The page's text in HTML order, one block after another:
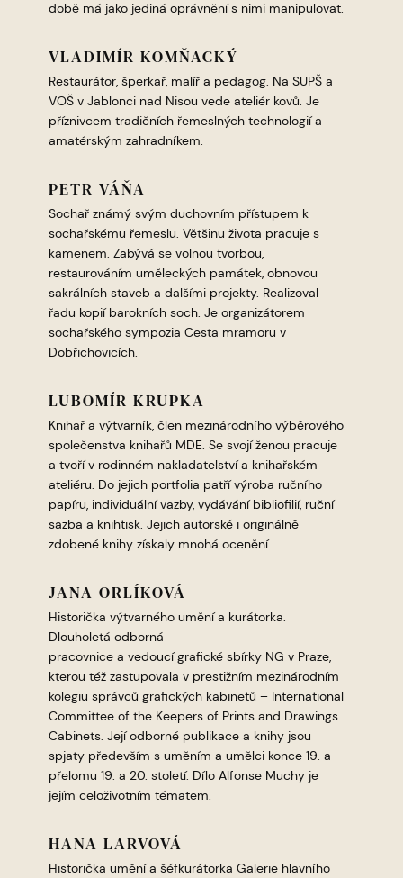
době má jako jediná oprávnění s nimi manipulovat.
VLADIMÍR KOMŇACKÝ
Restaurátor, šperkař, malíř a pedagog. Na SUPŠ a
VOŠ v Jablonci nad Nisou vede ateliér kovů. Je
příznivcem tradičních řemeslných technologií a
amatérským zahradníkem.
PETR VÁŇA
Sochař známý svým duchovním přístupem k
sochařskému řemeslu. Většinu života pracuje s
kamenem. Zabývá se volnou tvorbou,
restaurováním uměleckých památek, obnovou
sakrálních staveb a dalšími projekty. Realizoval
řadu kopií barokních soch. Je organizátorem
sochařského sympozia Cesta mramoru v
Dobřichovicích.
LUBOMÍR KRUPKA
Knihař a výtvarník, člen mezinárodního výběrového
společenstva knihařů MDE. Se svojí ženou pracuje
a tvoří v rodinném nakladatelství a knihařském
ateliéru. Do jejich portfolia patří výroba ručního
papíru, individuální vazby, vydávání bibliofilií, ruční
sazba a knihtisk. Jejich autorské i originálně
zdobené knihy získaly mnohá ocenění.
JANA ORLÍKOVÁ
Historička výtvarného umění a kurátorka.
Dlouholetá odborná
pracovnice a vedoucí grafické sbírky NG v Praze,
kterou též zastupovala v prestižním mezinárodním
kolegiu správců grafických kabinetů – International
Committee of the Keepers of Prints and Drawings
Cabinets. Její odborné publikace a knihy jsou
spjaty především s uměním a umělci konce 19. a
přelomu 19. a 20. století. Dílo Alfonse Muchy je
jejím celoživotním tématem.
HANA LARVOVÁ
Historička umění a šéfkurátorka Galerie hlavního